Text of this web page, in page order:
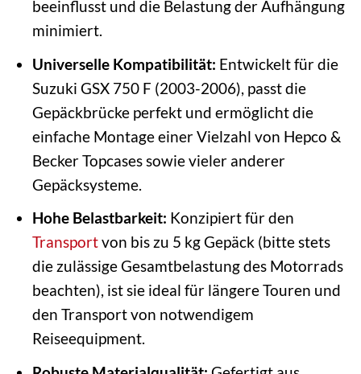
beeinflusst und die Belastung der Aufhängung
minimiert.
Universelle Kompatibilität: Entwickelt für die
Suzuki GSX 750 F (2003-2006), passt die
Gepäckbrücke perfekt und ermöglicht die
einfache Montage einer Vielzahl von Hepco &
Becker Topcases sowie vieler anderer
Gepäcksysteme.
Hohe Belastbarkeit: Konzipiert für den
Transportvon bis zu 5 kg Gepäck (bitte stets
die zulässige Gesamtbelastung des Motorrads
beachten), ist sie ideal für längere Touren und
den Transport von notwendigem
Reiseequipment.